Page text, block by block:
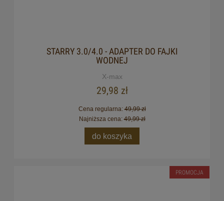
STARRY 3.0/4.0 - ADAPTER DO FAJKI
WODNEJ
X-max
29,98 zł
Cena regularna:49,99 zł
Najniższa cena:49,99 zł
do koszyka
PROMOCJA